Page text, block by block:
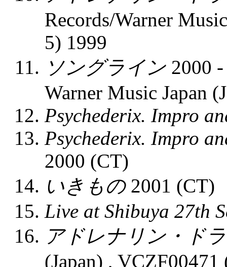
Records/Warner
5) 1999
ソングライン 2000
Warner Music Japan
Psychederix. Impro
Psychederix. Impro
2000 (CT)
いきもの2001 (CT)
Live at Shibuya 27th
アドレナリン・ド
(Japan) , VCZF00471